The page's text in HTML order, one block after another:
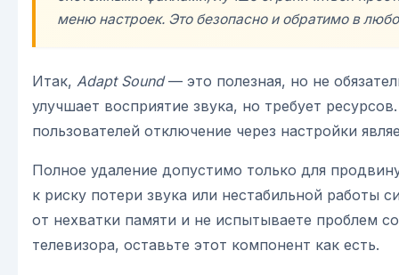
меню настроек. Это безопасно и обратимо в
Итак, Adapt Sound— это полезная, но не
улучшает восприятие звука, но требует
пользователей отключение через настройки
Полное удаление допустимо только для
к риску потери звука или нестабильной работы
от нехватки памяти и не испытываете проблем
телевизора, оставьте этот компонент как есть.